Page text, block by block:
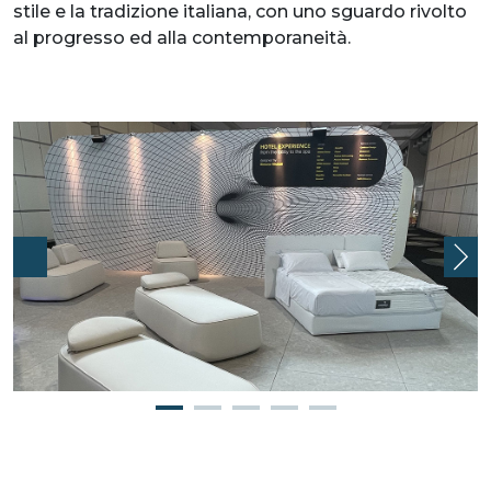
stile e la tradizione italiana, con uno sguardo rivolto
al progresso ed alla contemporaneità.
Precedente